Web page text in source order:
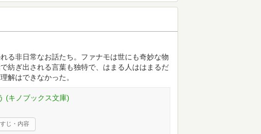
る非日常なお話たち。ファナモは世にも奇妙な物
紡ぎ出される言葉も独特で、はまる人ははまるだ
解はできなかった。
(キノブックス文庫)
じ・内容